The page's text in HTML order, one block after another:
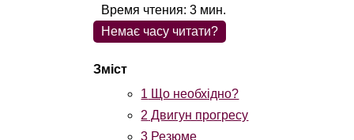
Немає часу читати?
1 Що необхідно?
2 Двигун прогресу
3 Резюме
Время чтения:3 мин.